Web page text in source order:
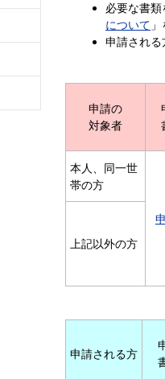
必要な書
について
申請される
申請の
対象者
本人、同一世
帯の方
上記以外の方
申請される方